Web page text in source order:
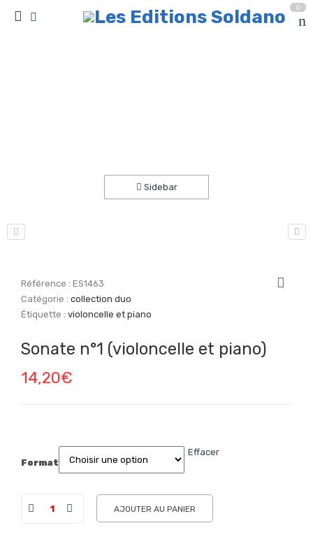
0
Sidebar
Référence :ES1463
Catégorie :collection duo
Étiquette :violoncelle et piano
Sonate n°1 (violoncelle et piano)
14,20€
Format
Effacer
AJOUTER AU PANIER